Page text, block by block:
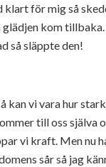
klart för mig så
kom
så släppte den!
kan vi vara hur
till oss själva
vi kraft. Men nu
sår så jag